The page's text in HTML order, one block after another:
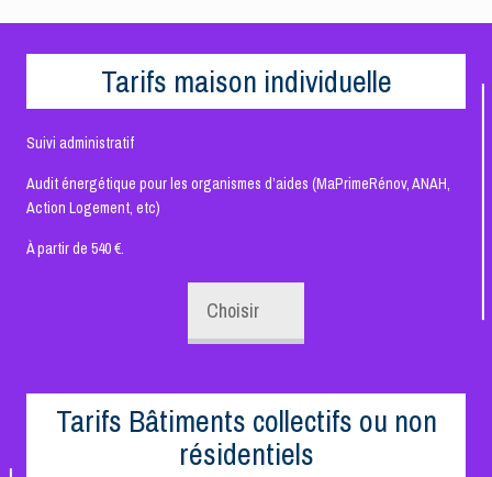
Tarifs maison individuelle
Suivi administratif
Audit énergétique pour les organismes d’aides (MaPrimeRénov, ANAH,
Action Logement, etc)
À partir de 540 €.
Choisir
Tarifs Bâtiments collectifs ou non
résidentiels